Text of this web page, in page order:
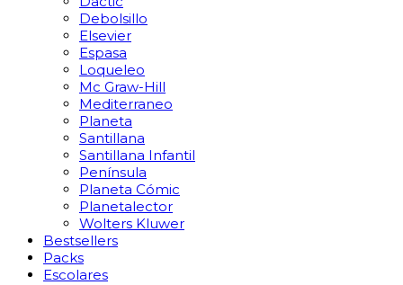
Debolsillo
Elsevier
Espasa
Loqueleo
Mc Graw-Hill
Mediterraneo
Planeta
Santillana
Santillana Infantil
Península
Planeta Cómic
Planetalector
Wolters Kluwer
Bestsellers
Packs
Escolares